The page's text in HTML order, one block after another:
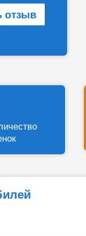
отзыв